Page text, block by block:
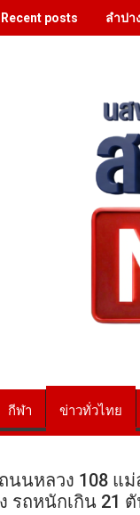
Recent posts ลำปา
กีฬา ข่าวทั่วไทย
นนหลวง 108 แ
รถหนักเกิน 21